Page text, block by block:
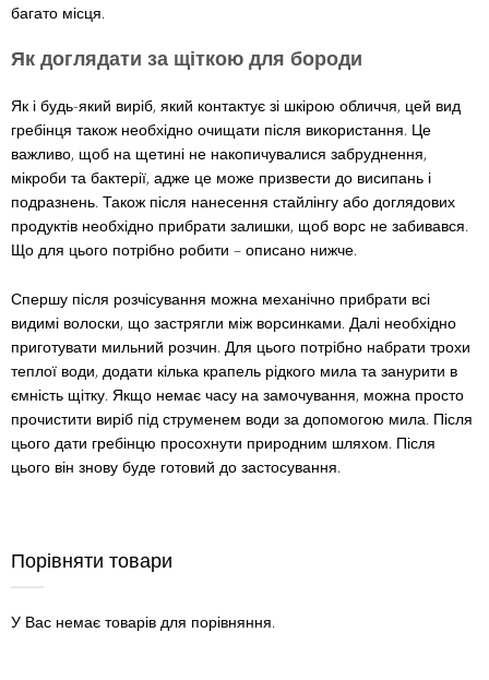
багато місця.
Як доглядати за щіткою для бороди
Як і будь-який виріб, який контактує зі шкірою обличчя, цей вид
гребінця також необхідно очищати після використання. Це
важливо, щоб на щетині не накопичувалися забруднення,
мікроби та бактерії, адже це може призвести до висипань і
подразнень. Також після нанесення стайлінгу або доглядових
продуктів необхідно прибрати залишки, щоб ворс не забивався.
Що для цього потрібно робити – описано нижче.
Спершу після розчісування можна механічно прибрати всі
видимі волоски, що застрягли між ворсинками. Далі необхідно
приготувати мильний розчин. Для цього потрібно набрати трохи
теплої води, додати кілька крапель рідкого мила та занурити в
ємність щітку. Якщо немає часу на замочування, можна просто
прочистити виріб під струменем води за допомогою мила. Після
цього дати гребінцю просохнути природним шляхом. Після
цього він знову буде готовий до застосування.
Порівняти товари
У Вас немає товарів для порівняння.